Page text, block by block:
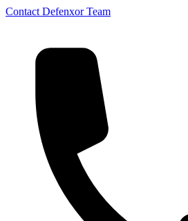
Contact Defenxor Team